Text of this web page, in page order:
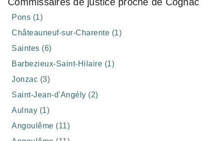
Pons (1)
Châteauneuf-sur-Charente (1)
Saintes (6)
Barbezieux-Saint-Hilaire (1)
Jonzac (3)
Saint-Jean-d'Angély (2)
Aulnay (1)
Angoulême (11)